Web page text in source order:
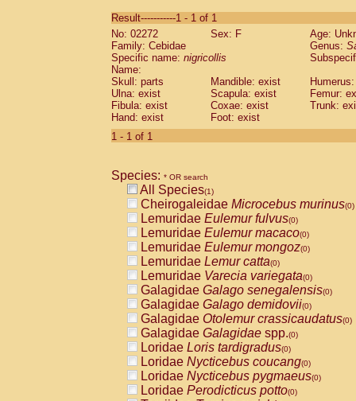
CebidaeSaguinus labiatus(0)
Cebidae Saguinus leucopus (0)
Cebidae
CebidaeSaguinus mystax
Cebidae Saguinus nigricollis (1)
Cebidae Saguinus oedipus
Cebidae Saguinus weddelli
Cebidae Saguinusspp.
Cebidae
CebidaeCebus capucinus
CebidaeCebus nigrivittatus
CebidaeCebus spp.(0)
CebidaeSaimiri boliviensis(0)
CebidaeSaimiri sciureus(0)
AtelidaeAlouatta caraya(0)
AtelidaeAlouatta fusca(0)
AtelidaeAlouatta seniculus(0)
AtelidaeAlouattaspp.(0)
AtelidaeAteles belzebuth(0)
AtelidaeAteles geoffroyi(0)
AtelidaeAteles paniscus(0)
AtelidaeAtelesspp.(0)
AtelidaeLagothrix lagothricha(0)
AtelidaeLagothrix lagothricha cana
PitheciidaeCacajao calvus
Result-----------1 - 1 of 1
No: 02272
Sex: F
Age:
Family: Cebidae
Genus:
Specific name: nigricollis
Name:
Skull: parts
Mandible: exist
Ulna: exist
Scapula: exist
Femur:
Fibula: exist
Coxae: exist
Trunk:
Hand: exist
Foot: exist
1 - 1 of 1
Species: * OR search
All Species(1)
Cheirogaleidae Microcebus murinus(0)
Lemuridae Eulemur fulvus(0)
Lemuridae Eulemur macaco(0)
Lemuridae Eulemur mongoz(0)
Lemuridae Lemur catta(0)
Lemuridae Varecia variegata(0)
Galagidae Galago senegalensis(0)
Galagidae Galago demidovii(0)
Galagidae Otolemur crassicaudatus(0)
Galagidae Galagidae spp.(0)
Loridae Loris tardigradus(0)
Loridae Nycticebus coucang(0)
Loridae Nycticebus pygmaeus(0)
Loridae Perodicticus potto(0)